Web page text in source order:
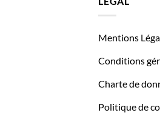
Mentions
Conditions
Charte de
Politique de